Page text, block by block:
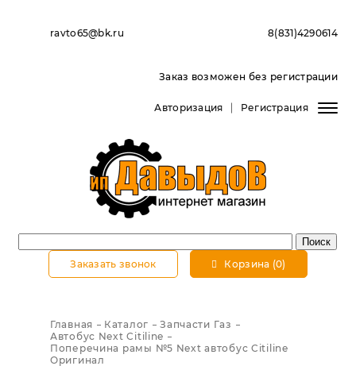
ravto65@bk.ru 8(831)4290614
Заказ возможен без регистрации
Авторизация Регистрация
Заказать звонок Корзина (0)
Главная Каталог
Запчасти Газ
Автобус Next Citiline
Поперечина рамы №5 Next автобус Citiline
Оригинал